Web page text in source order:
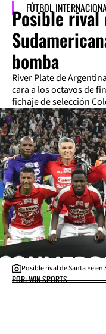
FÚTBOL
Posible rival
bomba
River Plate de
cara a los octavos de
fichaje de selección
Posible rival de Santa Fe
POR: WIN SPORTS